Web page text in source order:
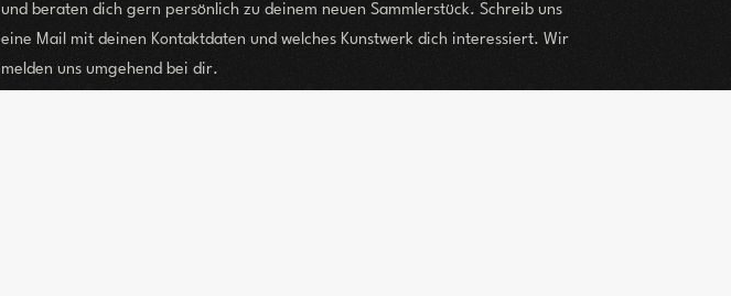
und beraten dich gern persönlich zu deinem neuen Sammlerstück. Schreib uns
eine Mail mit deinen Kontaktdaten und welches Kunstwerk dich interessiert. Wir
melden uns umgehend bei dir.